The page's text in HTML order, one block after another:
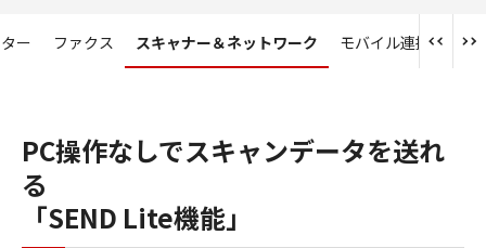
ー ファクス スキャナー＆ネットワーク モバイル連携強化
PC操作なしでスキャンデータを送れ
る
「SEND Lite機能」